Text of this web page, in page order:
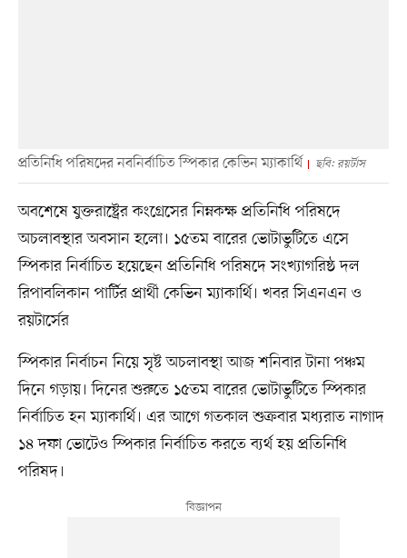
প্রতিনিধি পরিষদের নবনির্বাচিত স্পিকার কেভিন ম্যাকার্থি ছবি: রয়র্টাস
অবশেষে যুক্তরাষ্ট্রের কংগ্রেসের নিম্নকক্ষ প্রতিনিধি পরিষদে
অচলাবস্থার অবসান হলো। ১৫তম বারের ভোটাভুটিতে এসে
স্পিকার নির্বাচিত হয়েছেন প্রতিনিধি পরিষদে সংখ্যাগরিষ্ঠ দল
রিপাবলিকান পার্টির প্রার্থী কেভিন ম্যাকার্থি। খবর সিএনএন ও
রয়টার্সের
স্পিকার নির্বাচন নিয়ে সৃষ্ট অচলাবস্থা আজ শনিবার টানা পঞ্চম
দিনে গড়ায়। দিনের শুরুতে ১৫তম বারের ভোটাভুটিতে স্পিকার
নির্বাচিত হন ম্যাকার্থি। এর আগে গতকাল শুক্রবার মধ্যরাত নাগাদ
১৪ দফা ভোটেও স্পিকার নির্বাচিত করতে ব্যর্থ হয় প্রতিনিধি
পরিষদ।